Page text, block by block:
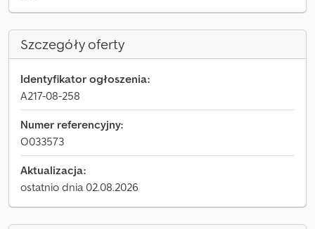
Szczegóły oferty
Identyfikator ogłoszenia:
A217-08-258
Numer referencyjny:
O033573
Aktualizacja:
ostatnio dnia 02.08.2026